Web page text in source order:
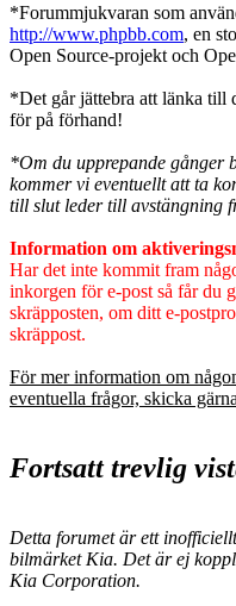
*Forummjukvaran som
http://www.phpbb.com, en
Open Source-projekt och
*Det går jättebra att länka till
för på förhand!
*Om du upprepande gånger
kommer vi eventuellt att ta
till slut leder till avstängning
Information om
Har det inte kommit fram
inkorgen för e-post så får du
skräpposten, om ditt e-
skräppost.
För mer information om
eventuella frågor, skicka
Fortsatt trevlig
Detta forumet är ett
bilmärket Kia. Det är ej
Kia Corporation.